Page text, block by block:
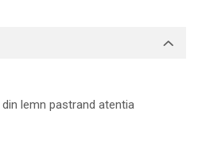
lemn pastrand atentia